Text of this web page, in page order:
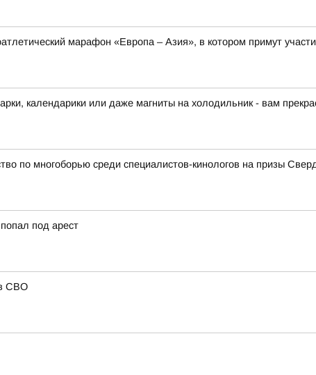
марафон «Европа – Азия», в котором примут
календарики или даже магниты на холодильник - вам
по многоборью среди специалистов-кинологов на призы
под арест
СВО